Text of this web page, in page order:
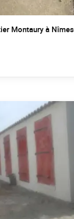
Montaury à Nîmes